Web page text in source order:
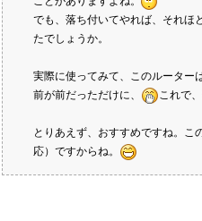
でも、落ち付いてやれば、それほ
たでしょうか。
実際に使ってみて、このルーター
前が前だっただけに、
これで
とりあえず、おすすめですね。こ
応）ですからね。